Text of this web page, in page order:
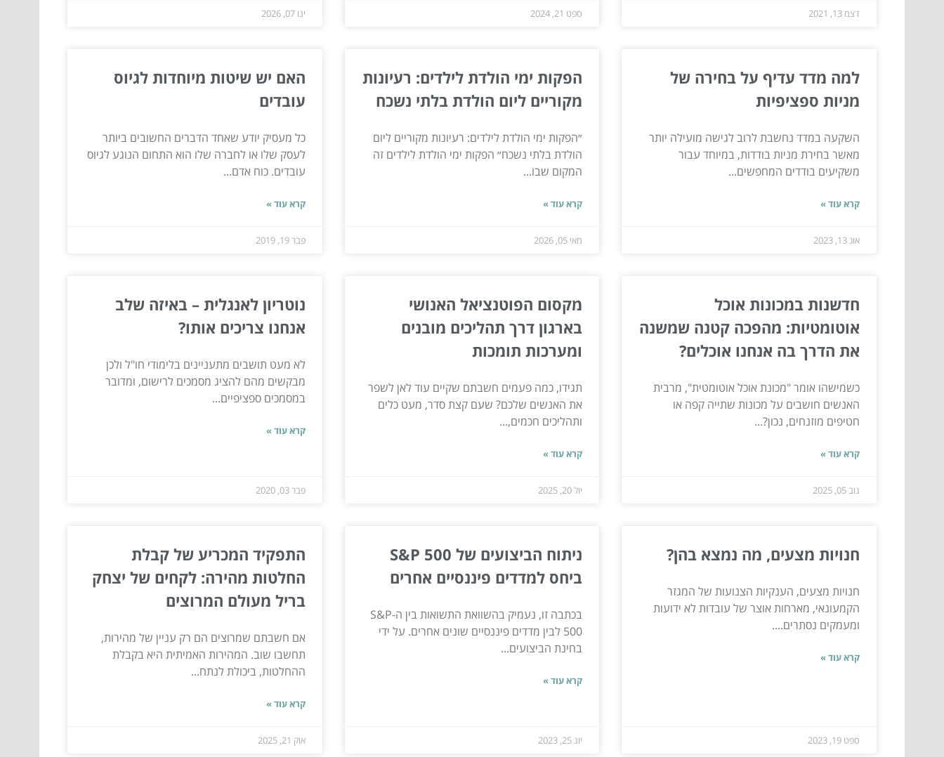
דצמ 13, 2021 ספט 21, 2024 ינו 07, 2026
למה מדד עדיף על בחירה של
מניות ספציפיות
השקעה במדד נחשבת לרוב לגישה מועילה יותר
מאשר בחירת מניות בודדות, במיוחד עבור
משקיעים בודדים המחפשים...
קרא עוד »
אוג 13, 2023
הפקות ימי הולדת לילדים: רעיונות
מקוריים ליום הולדת בלתי נשכח
״הפקות ימי הולדת לילדים: רעיונות מקוריים ליום
הולדת בלתי נשכח״ הפקות ימי הולדת לילדים זה
המקום שבו...
קרא עוד »
מאי 05, 2026
האם יש שיטות מיוחדות לגיוס
עובדים
כל מעסיק יודע שאחד הדברים החשובים ביותר
לעסק שלו או לחברה שלו הוא התחום הנוגע לגיוס
עובדים. כוח אדם...
קרא עוד »
פבר 19, 2019
חדשנות במכונות אוכל
אוטומטיות: מהפכה קטנה שמשנה
את הדרך בה אנחנו אוכלים?
כשמישהו אומר "מכונת אוכל אוטומטית", מרבית
האנשים חושבים על מכונות שתייה קפה או
חטיפים מוזנחים, נכון?...
קרא עוד »
נוב 05, 2025
מקסום הפוטנציאל האנושי
בארגון דרך תהליכים מובנים
ומערכות תומכות
תגידו, כמה פעמים חשבתם שקיים עוד לאן לשפר
את האנשים שלכם? שעם קצת סדר, מעט כלים
ותהליכים חכמים,...
קרא עוד »
יול 20, 2025
נוטריון לאנגלית – באיזה שלב
אנחנו צריכים אותו?
לא מעט תושבים מתעניינים בלימודי חו"ל ולכן
מבקשים מהם להציג מסמכים לרישום, ומדובר
במסמכים ספציפיים...
קרא עוד »
פבר 03, 2020
חנויות מצעים, מה נמצא בהן?
חנויות מצעים, הענקיות הצנועות של המגזר
הקמעונאי, מארחות אוצר של עובדות לא ידועות
ומעמקים נסתרים....
קרא עוד »
ספט 19, 2023
ניתוח הביצועים של S&P 500
ביחס למדדים פיננסיים אחרים
בכתבה זו, נעמיק בהשוואת התשואות בין ה-S&P
500 לבין מדדים פיננסיים שונים אחרים. על ידי
בחינת הביצועים...
קרא עוד »
יונ 25, 2023
התפקיד המכריע של קבלת
החלטות מהירה: לקחים של יצחק
בריל מעולם המרוצים
אם חשבתם שמרוצים הם רק עניין של מהירות,
תחשבו שוב. המהירות האמיתית היא בקבלת
ההחלטות, ביכולת לנתח...
קרא עוד »
אוק 21, 2025